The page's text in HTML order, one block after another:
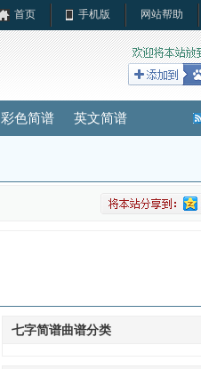
首页 手机版 网站帮助
彩色简谱 英文简谱
七字简谱曲谱分类